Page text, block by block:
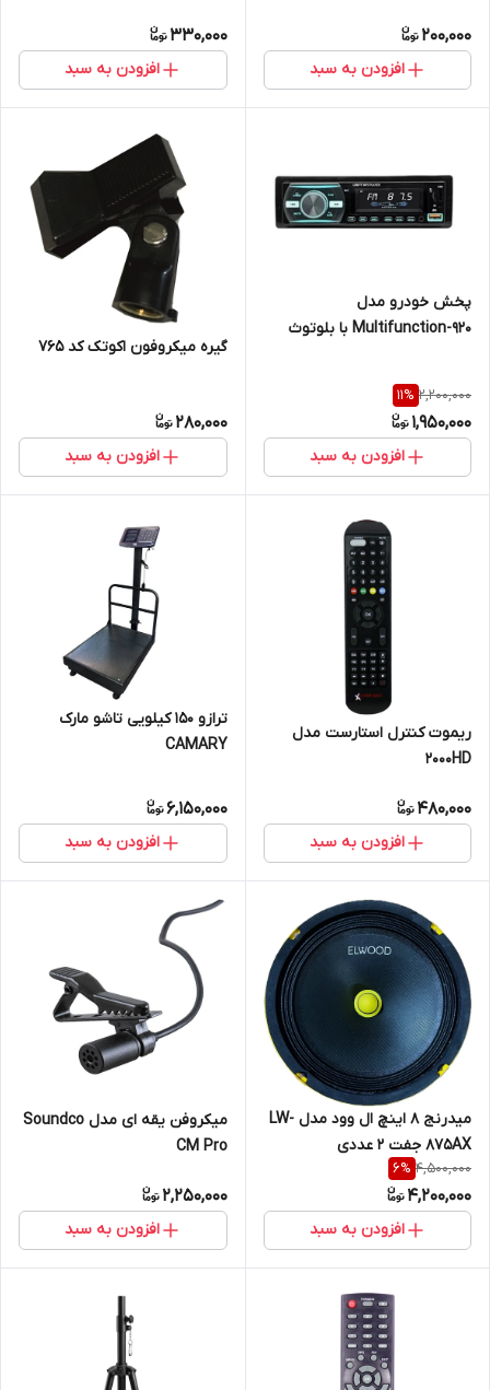
200,000
افزودن به سبد
330,000
افزودن به سبد
پخش خودرو مدل
Multifunction-920 با بلوتوث
2,200,000
11%
1,950,000
افزودن به سبد
گیره میکروفون اکوتک کد 765
280,000
افزودن به سبد
ریموت کنترل استارست مدل
2000HD
480,000
افزودن به سبد
ترازو ۱۵۰ کیلویی تاشو مارک
CAMARY
6,150,000
افزودن به سبد
میدرنج ۸ اینچ ال وود مدل LW-
875AX جفت ۲ عددی
4,500,000
6%
4,200,000
افزودن به سبد
میکروفن یقه ای مدل Soundco
CM Pro
2,250,000
افزودن به سبد